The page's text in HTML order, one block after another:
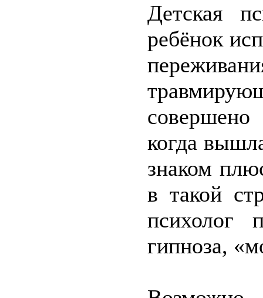
Детская
ребёнок
когда
знаком
в такой
психолог
гипноза,